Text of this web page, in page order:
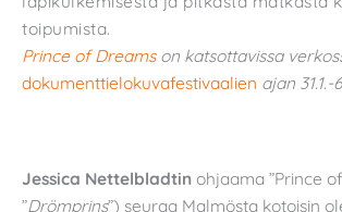
toipumista.
Prince of Dreams on katsottavissa
dokumenttielokuvafestivaalien ajan 31.1.-
Jessica Nettelbladtin ohjaama ”Prince
”Drömprins”) seuraa Malmösta kotoisin